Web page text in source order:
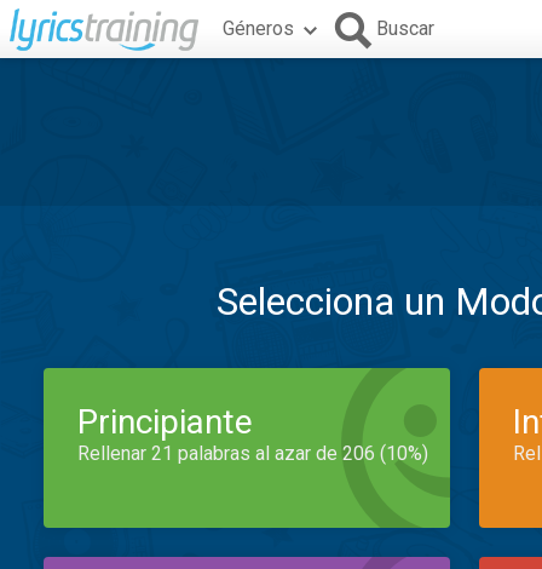
Géneros Buscar
Selecciona un
Principiante
Rellenar 21 palabras al azar de 206 (10%)